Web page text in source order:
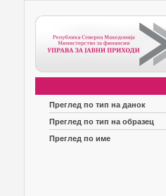
Преглед по тип на данок
Преглед по тип на образец
Преглед по име